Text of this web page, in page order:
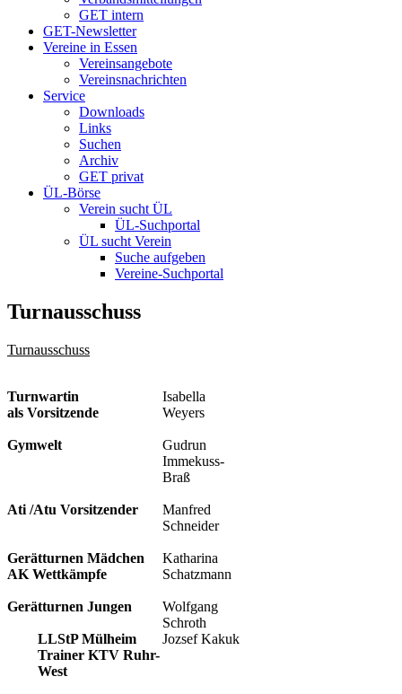
GET intern
GET-Newsletter
Vereine in Essen
Vereinsangebote
Vereinsnachrichten
Service
Downloads
Links
Suchen
Archiv
GET privat
ÜL-Börse
Verein sucht ÜL
ÜL-Suchportal
ÜL sucht Verein
Suche aufgeben
Vereine-Suchportal
Turnausschuss
Turnausschuss
Turnwartin
als Vorsitzende
Isabella
Weyers
Gymwelt
Gudrun
Immekuss-
Braß
Ati /Atu Vorsitzender
Manfred
Schneider
Gerätturnen Mädchen
AK Wettkämpfe
Katharina
Schatzmann
Gerätturnen Jungen
Wolfgang
Schroth
LLStP Mülheim
Trainer KTV Ruhr-
West
Jozsef Kakuk